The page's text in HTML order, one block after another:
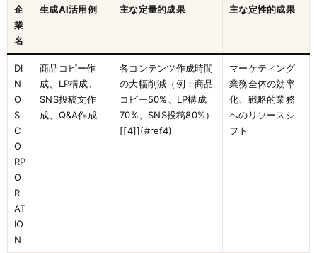
企
業
名
生成AI活用例 主な定量的成果 主な定性的成果
DI
N
O
S
C
O
RP
O
R
AT
IO
N
商品コピー作
成、LP構成、
SNS投稿文作
成、Q&A作成
各コンテンツ作成時間
の大幅削減（例：商品
コピー50%、LP構成
70%、SNS投稿80%）
[[4]](#ref4)
マーケティング
業務全体の効率
化、戦略的業務
へのリソースシ
フト